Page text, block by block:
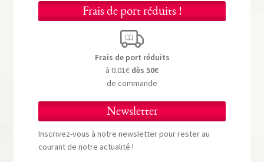
Frais de port réduits !
Frais de port réduits
à 0.01€ dès 50€
de commande
Newsletter
Inscrivez-vous à notre newsletter pour rester au
courant de notre actualité !